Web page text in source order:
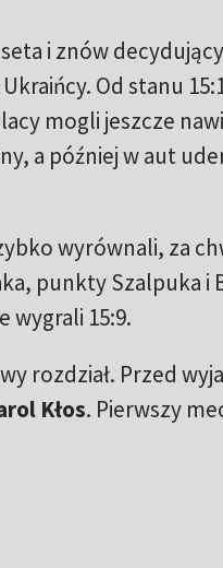
i znów
Od stanu
mogli jeszcze
a później w aut
wyrównali, za
punkty Szalpuka
wygrali 15:9.
rozdział. Przed
Kłos. Pierwszy